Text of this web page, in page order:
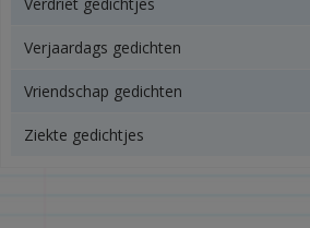
Verjaardags gedichten
Vriendschap gedichten
Ziekte gedichtjes